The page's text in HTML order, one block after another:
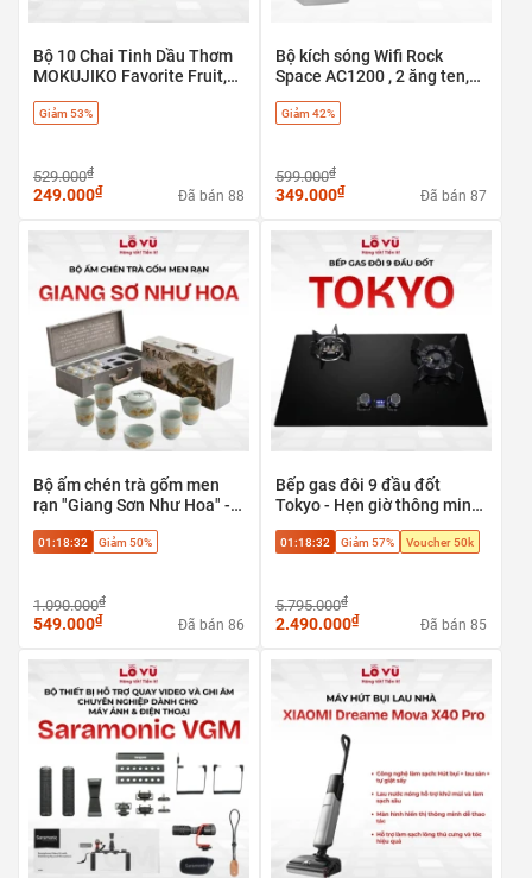
sắc nhọn đâm/cắt, cháy xém/co rút do tiếp xúc với
nguồn nhiệt cao, hoặc bạc màu, hao mòn vật lý tự nhiên
trong quá trình sử dụng.
Bộ 10 Chai Tinh Dầu Thơm
MOKUJIKO Favorite Fruit,
mùi
Giảm 53%
529.000₫
249.000₫ Đã bán 88
Bộ kích sóng Wifi Rock
Space AC1200 , 2 ăng ten,
cổng LAN
Giảm 42%
599.000₫
349.000₫ Đã bán 87
Bộ ấm chén trà gốm men
rạn "Giang Sơn Như Hoa" -
cao cấp
01:18:31 Giảm 50%
1.090.000₫
549.000₫ Đã bán 86
Bếp gas đôi 9 đầu đốt
Tokyo - Hẹn giờ thông minh,
01:18:31 Giảm 57% Voucher 50k
5.795.000₫
2.490.000₫ Đã bán 85